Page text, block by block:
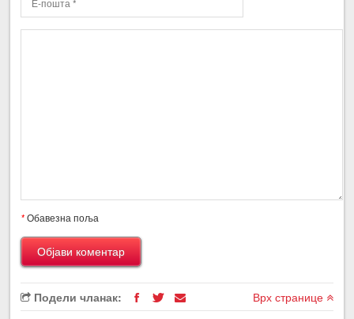
*Обавезна поља
Подели чланак: Врх странице